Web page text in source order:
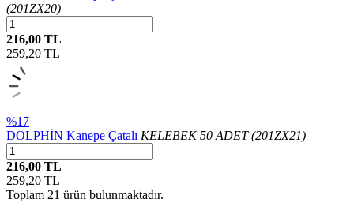
(201ZX20)
216,00 TL
259,20 TL
%17
DOLPHİN Kanepe Çatalı KELEBEK 50 ADET (201ZX21)
216,00 TL
259,20 TL
Toplam 21 ürün bulunmaktadır.